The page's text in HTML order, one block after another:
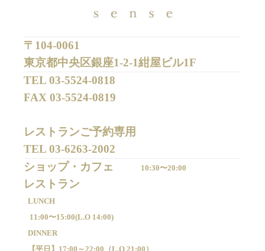
〒104-0061
東京都中央区銀座1-2-1紺屋ビル1F
TEL 03-5524-0818
FAX 03-5524-0819
レストランご予約専用
TEL 03-6263-2002
ショップ・カフェ
10:30〜20:00
LUNCH
11:00〜15:00(L.O 14:00)
DINNER
【平日】 17:00～22:00（L.O 21:00）